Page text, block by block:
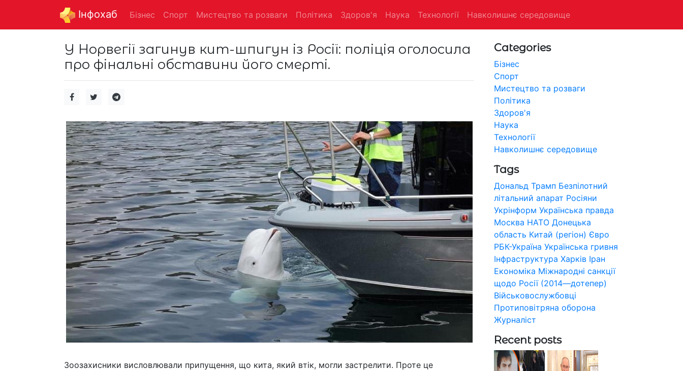
Інфохаб Бізнес Спорт Мистецтво та розваги Політика Здоров'я Наука Технології Навколишнє середовище
У Норвегії загинув кит-шпигун із Росії: поліція оголосила
про фінальні обставини його смерті.
Зоозахисники висловлювали припущення, що кита, який втік, могли застрелити. Проте це
Categories
Бізнес
Спорт
Мистецтво та розваги
Політика
Здоров'я
Наука
Технології
Навколишнє середовище
Tags
Дональд Трамп Безпілотний
літальний апарат Росіяни
Укрінформ Українська правда
Москва НАТО Донецька
область Китай (регіон) Євро
РБК-Україна Українська гривня
Інфраструктура Харків Іран
Економіка Міжнародні санкції
щодо Росії (2014—дотепер)
Військовослужбовці
Протиповітряна оборона
Журналіст
Recent posts